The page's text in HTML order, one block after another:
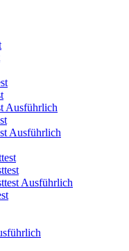
Ausführlich
Ausführlich
Ausführlich